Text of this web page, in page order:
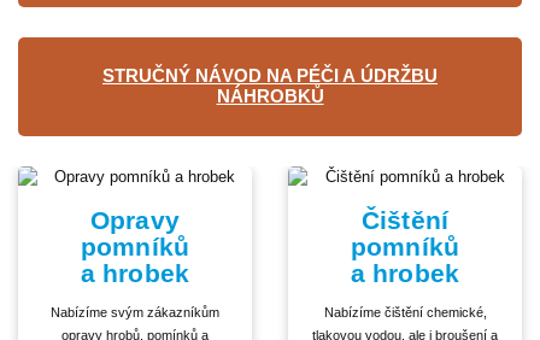
STRUČNÝ NÁVOD NA PÉČI A ÚDRŽBU
NÁHROBKŮ
Opravy
pomníků
a hrobek
Nabízíme svým zákazníkům
opravy hrobů, pomínků a
Čištění
pomníků
a hrobek
Nabízíme čištění chemické,
tlakovou vodou, ale i broušení a